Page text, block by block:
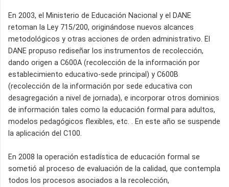
En 2003, el Ministerio de Educación Nacional y el DANE
retoman la Ley 715/200, originándose nuevos alcances
metodológicos y otras acciones de orden administrativo. El
DANE propuso rediseñar los instrumentos de recolección,
dando origen a C600A (recolección de la información por
establecimiento educativo-sede principal) y C600B
(recolección de la información por sede educativa con
desagregación a nivel de jornada), e incorporar otros dominios
de información tales como la educación formal para adultos,
modelos pedagógicos flexibles, etc. . En este año se suspende
la aplicación del C100.
En 2008 la operación estadística de educación formal se
sometió al proceso de evaluación de la calidad, que contempla
todos los procesos asociados a la recolección,